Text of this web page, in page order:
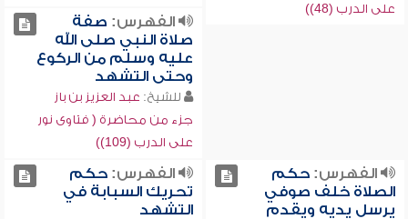
على الدرب (48))
الفهرس: صفة
صلاة النبي صلى الله
عليه وسلم من الركوع
وحتى التشهد
للشيخ: عبد العزيز بن باز
جزء من محاضرة ( فتاوى نور
على الدرب (109))
الفهرس:حكم
الصلاة خلف صوفي
يرسل يديه ويقدم
الفهرس:حكم
تحريك السبابة في
التشهد